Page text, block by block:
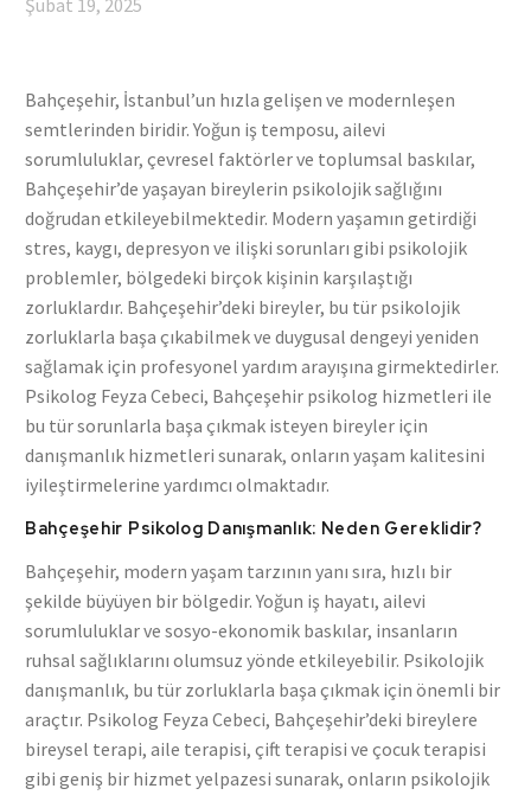
Bahçeşehir, İstanbul’un hızla gelişen ve modernleşen
semtlerinden biridir. Yoğun iş temposu, ailevi
sorumluluklar, çevresel faktörler ve toplumsal baskılar,
Bahçeşehir’de yaşayan bireylerin psikolojik sağlığını
doğrudan etkileyebilmektedir. Modern yaşamın getirdiği
stres, kaygı, depresyon ve ilişki sorunları gibi psikolojik
problemler, bölgedeki birçok kişinin karşılaştığı
zorluklardır. Bahçeşehir’deki bireyler, bu tür psikolojik
zorluklarla başa çıkabilmek ve duygusal dengeyi yeniden
sağlamak için profesyonel yardım arayışına girmektedirler.
Psikolog Feyza Cebeci, Bahçeşehir psikolog hizmetleri ile
bu tür sorunlarla başa çıkmak isteyen bireyler için
danışmanlık hizmetleri sunarak, onların yaşam kalitesini
iyileştirmelerine yardımcı olmaktadır.
Bahçeşehir Psikolog Danışmanlık: Neden Gereklidir?
Bahçeşehir, modern yaşam tarzının yanı sıra, hızlı bir
şekilde büyüyen bir bölgedir. Yoğun iş hayatı, ailevi
sorumluluklar ve sosyo-ekonomik baskılar, insanların
ruhsal sağlıklarını olumsuz yönde etkileyebilir. Psikolojik
danışmanlık, bu tür zorluklarla başa çıkmak için önemli bir
araçtır. Psikolog Feyza Cebeci, Bahçeşehir’deki bireylere
bireysel terapi, aile terapisi, çift terapisi ve çocuk terapisi
gibi geniş bir hizmet yelpazesi sunarak, onların psikolojik